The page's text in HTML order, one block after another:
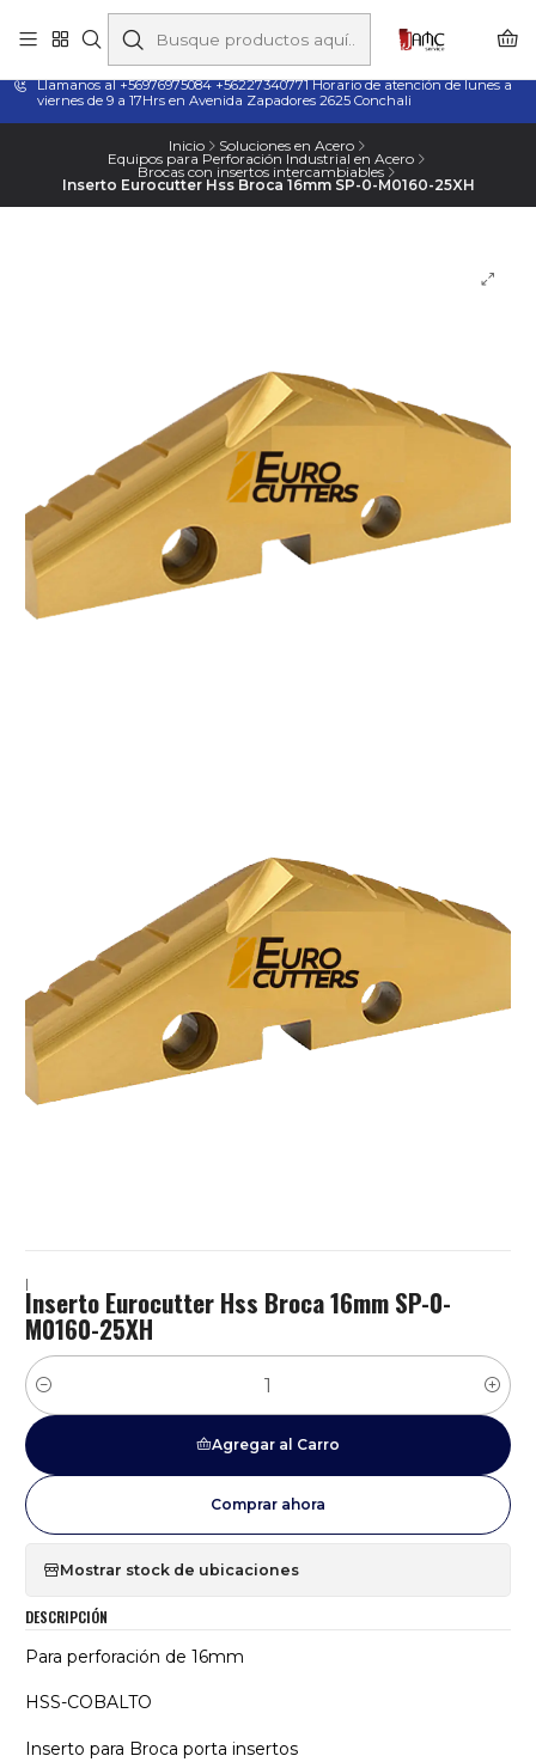
Taladros Magnéticos en Chile | Venta, Arriendo y Servicio
Técnico
Llamanos al +56976975084 +56227340771 Horario de atención de lunes a
viernes de 9 a 17Hrs en Avenida Zapadores 2625 Conchali
Inicio Soluciones en Acero
Equipos para Perforación Industrial en Acero
Brocas con insertos intercambiables
Inserto Eurocutter Hss Broca 16mm SP-0-M0160-25XH
|
Inserto Eurocutter Hss Broca 16mm SP-0-
M0160-25XH
Cantidad
Agregar al Carro
Comprar ahora
Mostrar stock de ubicaciones
DESCRIPCIÓN
Para perforación de 16mm
HSS-COBALTO
Inserto para Broca porta insertos